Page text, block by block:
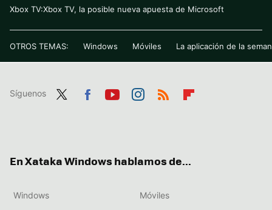
Xbox TV:Xbox TV, la posible nueva apuesta de Microsoft
OTROS TEMAS: Windows Móviles La aplicación de la
Síguenos
En Xataka Windows hablamos de...
Windows Móviles